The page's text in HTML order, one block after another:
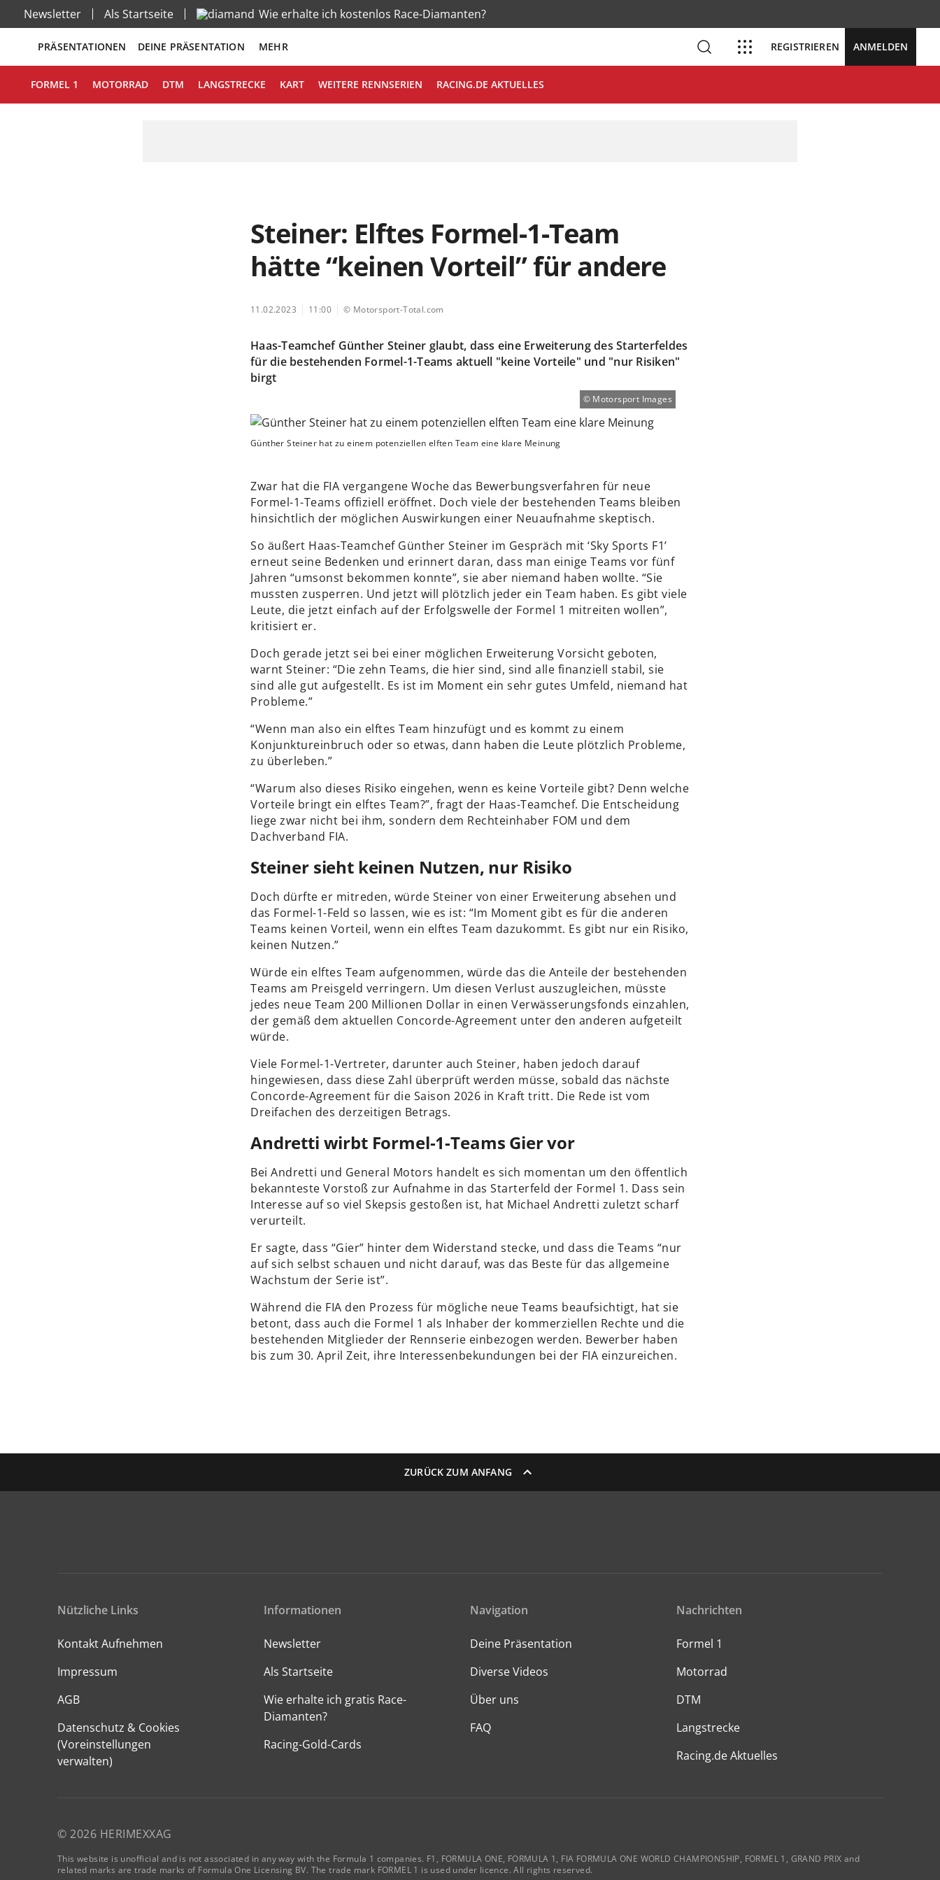
Newsletter Als Startseite Wie erhalte ich kostenlos Race-Diamanten?
PRÄSENTATIONEN DEINE PRÄSENTATION MEHR REGISTRIEREN ANMELDEN
FORMEL 1 MOTORRAD DTM LANGSTRECKE KART WEITERE RENNSERIEN RACING.DE AKTUELLES
Steiner: Elftes Formel-1-Team
hätte “keinen Vorteil” für andere
11.02.2023 11:00 © Motorsport-Total.com
Haas-Teamchef Günther Steiner glaubt, dass eine Erweiterung des Starterfeldes
für die bestehenden Formel-1-Teams aktuell "keine Vorteile" und "nur Risiken"
birgt
Günther Steiner hat zu einem potenziellen elften Team eine klare Meinung
Motorsport Images
Zwar hat die FIA vergangene Woche das Bewerbungsverfahren für neue
Formel-1-Teams offiziell eröffnet. Doch viele der bestehenden Teams bleiben
hinsichtlich der möglichen Auswirkungen einer Neuaufnahme skeptisch.
So äußert Haas-Teamchef Günther Steiner im Gespräch mit ‘Sky Sports F1’
erneut seine Bedenken und erinnert daran, dass man einige Teams vor fünf
Jahren “umsonst bekommen konnte”, sie aber niemand haben wollte. “Sie
mussten zusperren. Und jetzt will plötzlich jeder ein Team haben. Es gibt viele
Leute, die jetzt einfach auf der Erfolgswelle der Formel 1 mitreiten wollen”,
kritisiert er.
Doch gerade jetzt sei bei einer möglichen Erweiterung Vorsicht geboten,
warnt Steiner: “Die zehn Teams, die hier sind, sind alle finanziell stabil, sie
sind alle gut aufgestellt. Es ist im Moment ein sehr gutes Umfeld, niemand hat
Probleme.”
“Wenn man also ein elftes Team hinzufügt und es kommt zu einem
Konjunktureinbruch oder so etwas, dann haben die Leute plötzlich Probleme,
zu überleben.”
“Warum also dieses Risiko eingehen, wenn es keine Vorteile gibt? Denn welche
Vorteile bringt ein elftes Team?”, fragt der Haas-Teamchef. Die Entscheidung
liege zwar nicht bei ihm, sondern dem Rechteinhaber FOM und dem
Dachverband FIA.
Steiner sieht keinen Nutzen, nur Risiko
Doch dürfte er mitreden, würde Steiner von einer Erweiterung absehen und
das Formel-1-Feld so lassen, wie es ist: “Im Moment gibt es für die anderen
Teams keinen Vorteil, wenn ein elftes Team dazukommt. Es gibt nur ein Risiko,
keinen Nutzen.”
Würde ein elftes Team aufgenommen, würde das die Anteile der bestehenden
Teams am Preisgeld verringern. Um diesen Verlust auszugleichen, müsste
jedes neue Team 200 Millionen Dollar in einen Verwässerungsfonds einzahlen,
der gemäß dem aktuellen Concorde-Agreement unter den anderen aufgeteilt
würde.
Viele Formel-1-Vertreter, darunter auch Steiner, haben jedoch darauf
hingewiesen, dass diese Zahl überprüft werden müsse, sobald das nächste
Concorde-Agreement für die Saison 2026 in Kraft tritt. Die Rede ist vom
Dreifachen des derzeitigen Betrags.
Andretti wirbt Formel-1-Teams Gier vor
Bei Andretti und General Motors handelt es sich momentan um den öffentlich
bekannteste Vorstoß zur Aufnahme in das Starterfeld der Formel 1. Dass sein
Interesse auf so viel Skepsis gestoßen ist, hat Michael Andretti zuletzt scharf
verurteilt.
Er sagte, dass “Gier” hinter dem Widerstand stecke, und dass die Teams “nur
auf sich selbst schauen und nicht darauf, was das Beste für das allgemeine
Wachstum der Serie ist”.
Während die FIA den Prozess für mögliche neue Teams beaufsichtigt, hat sie
betont, dass auch die Formel 1 als Inhaber der kommerziellen Rechte und die
bestehenden Mitglieder der Rennserie einbezogen werden. Bewerber haben
bis zum 30. April Zeit, ihre Interessenbekundungen bei der FIA einzureichen.
ZURÜCK ZUM ANFANG
Nützliche Links
Kontakt Aufnehmen
Impressum
AGB
Datenschutz & Cookies
(Voreinstellungen
verwalten)
Informationen
Newsletter
Als Startseite
Wie erhalte ich gratis Race-
Diamanten?
Racing-Gold-Cards
Navigation
Deine Präsentation
Diverse Videos
Über uns
FAQ
Nachrichten
Formel 1
Motorrad
DTM
Langstrecke
Racing.de Aktuelles
© 2026 HERIMEXXAG
This website is unofficial and is not associated in any way with the Formula 1 companies. F1, FORMULA ONE, FORMULA 1, FIA FORMULA ONE WORLD CHAMPIONSHIP, FORMEL 1, GRAND PRIX and
related marks are trade marks of Formula One Licensing BV. The trade mark FORMEL 1 is used under licence. All rights reserved.